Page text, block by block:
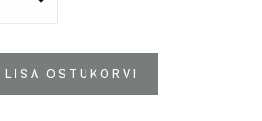
LISA OSTUKORVI